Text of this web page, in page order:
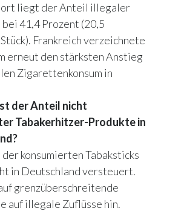
liegt der Anteil illegaler
41,4 Prozent (20,5
Frankreich verzeichnete
erneut den stärksten Anstieg
Zigarettenkonsum in
der Anteil nicht
Tabakerhitzer-Produkte in
konsumierten Tabaksticks
in Deutschland versteuert.
grenzüberschreitende
auf illegale Zuflüsse hin.